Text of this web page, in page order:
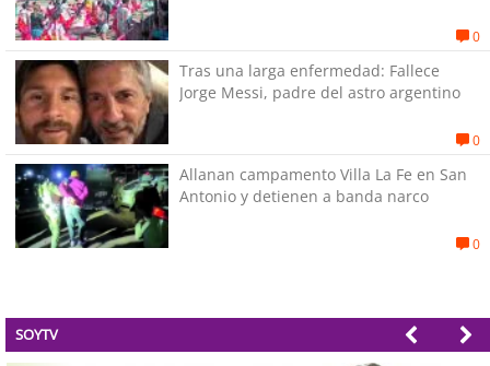
0
Tras una larga enfermedad: Fallece
Jorge Messi, padre del astro argentino
0
Allanan campamento Villa La Fe en San
Antonio y detienen a banda narco
0
SOYTV